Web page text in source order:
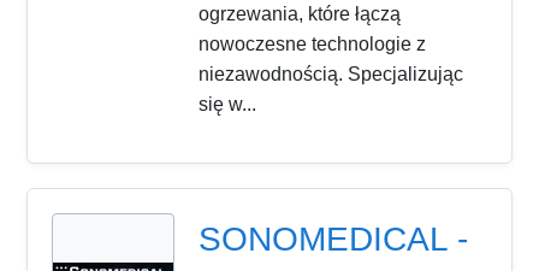
ogrzewania, które łączą
nowoczesne technologie z
niezawodnością. Specjalizując
się w...
SONOMEDICAL -